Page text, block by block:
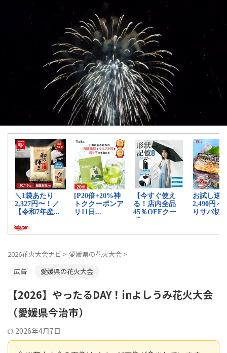
2026花火大会ナビ > 愛媛県の花火大会 >
広告
愛媛県の花火大会
【2026】やったるDAY！inよしうみ花火大会
（愛媛県今治市）
2026年4月7日